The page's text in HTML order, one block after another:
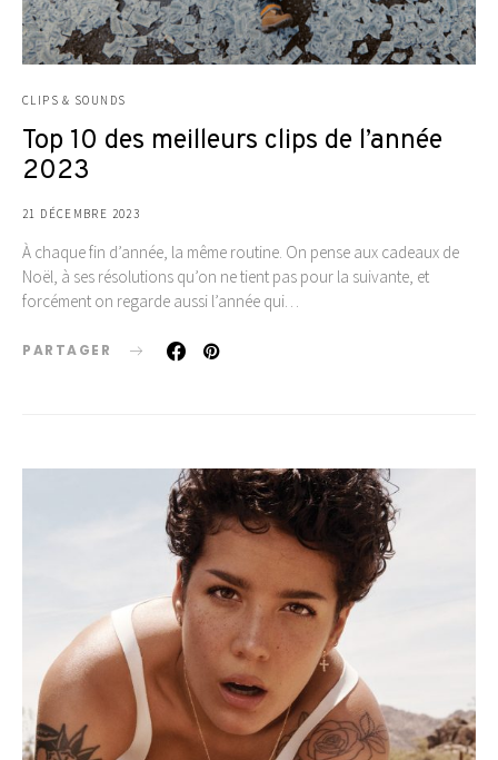
CLIPS & SOUNDS
Top 10 des meilleurs clips de l’année
2023
21 DÉCEMBRE 2023
À chaque fin d’année, la même routine. On pense aux cadeaux de
Noël, à ses résolutions qu’on ne tient pas pour la suivante, et
forcément on regarde aussi l’année qui…
PARTAGER